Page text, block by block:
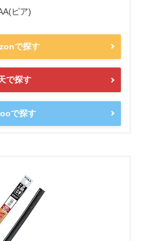
ピア)
で探す
で探す
で探す